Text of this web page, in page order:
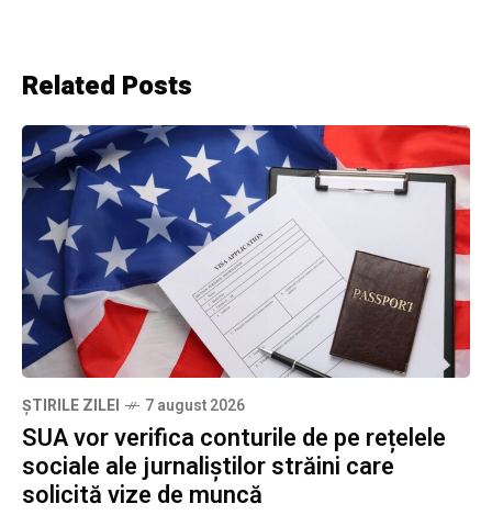
Related Posts
ȘTIRILE ZILEI 7 august 2026
SUA vor verifica conturile de pe rețelele
sociale ale jurnaliștilor străini care
solicită vize de muncă